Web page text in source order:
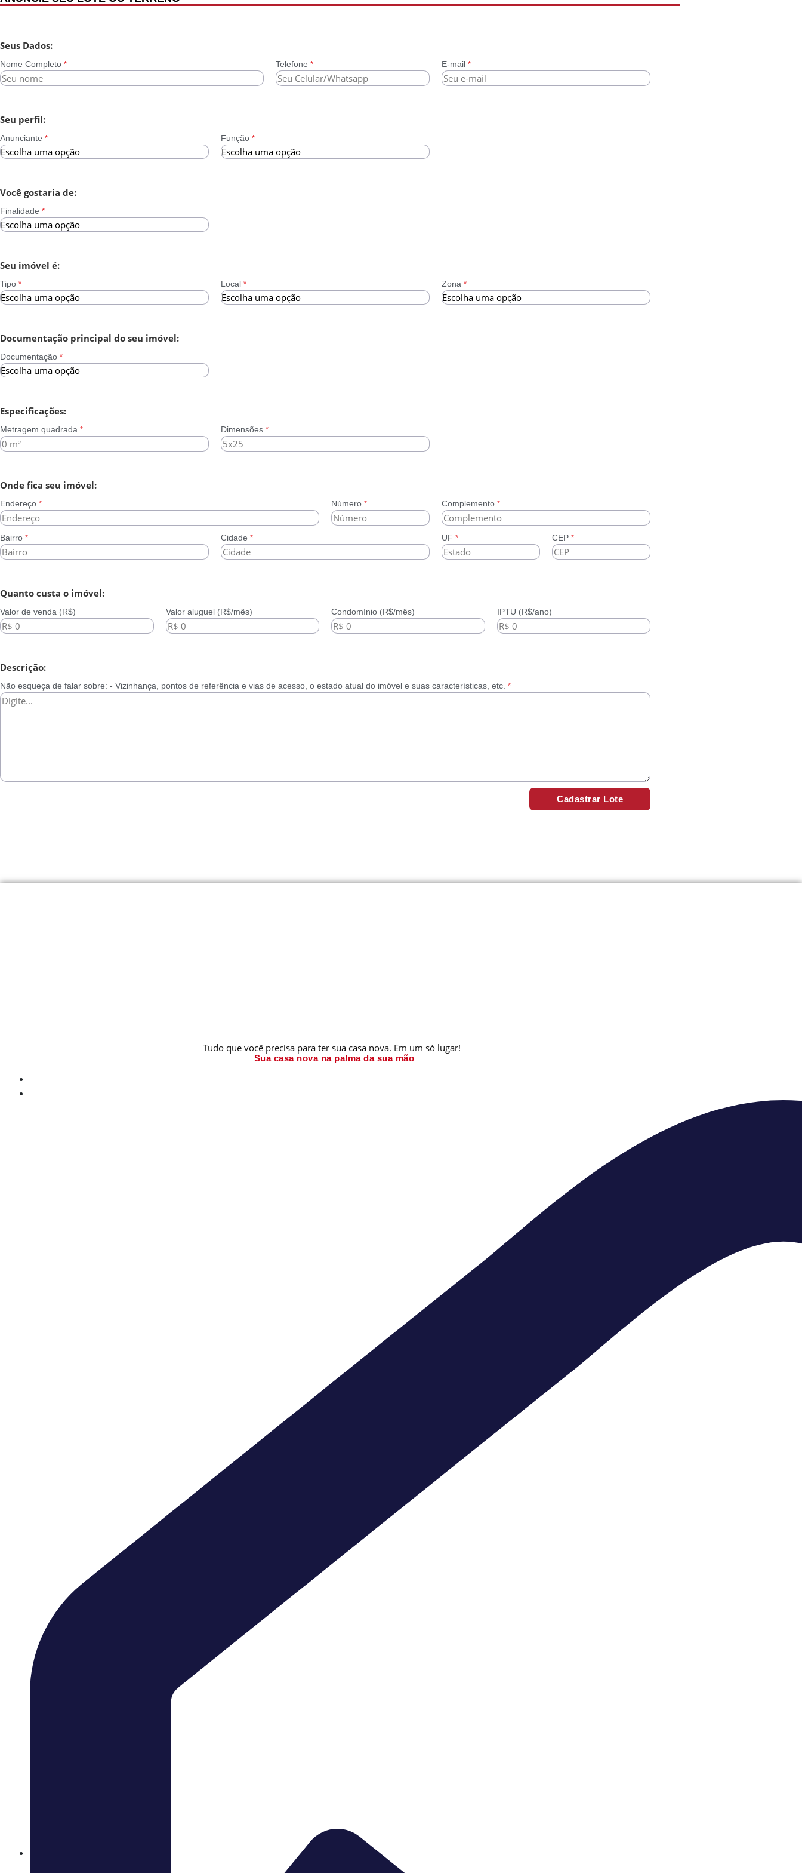
Seus Dados:
Nome Completo * Telefone * E-mail *
Seu perfil:
Anunciante * Função*
Você gostaria de:
Finalidade *
Seu imóvel é:
Tipo * Local * Zona*
Documentação principal do seu imóvel:
Documentação *
Especificações:
Metragem quadrada * Dimensões*
Onde fica seu imóvel:
Endereço * Número * Complemento*
Bairro * Cidade * UF * CEP*
Quanto custa o imóvel:
Valor de venda (R$) Valor aluguel (R$/mês) Condomínio (R$/mês) IPTU (R$/ano)
Descrição:
Não esqueça de falar sobre: - Vizinhança, pontos de referência e vias de acesso, o estado atual do imóvel e suas características, etc. *
Cadastrar Lote
Tudo que você precisa para ter sua casa nova. Em um só lugar!
Sua casa nova na palma da sua mão